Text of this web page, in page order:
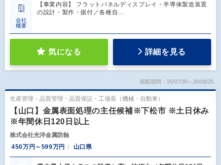
会社
概要
【事業内容】 フラットパネルディスプレイ・半導体製造装置
の設計・製作・据付／各種自…
気になる 詳細を見る
掲載期間：26/07/30～26/08/25
生産管理・品質管理・品質保証・工場長（機械・自動車）
【山口】金属表面処理の主任候補※下松市 ※土日休み
※年間休日120日以上
株式会社光洋金属防蝕
450万円～599万円
山口県